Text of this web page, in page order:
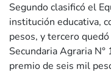
Segundo clasificó el
institución educativa,
pesos, y tercero
Secundaria Agraria N°
premio de seis mil